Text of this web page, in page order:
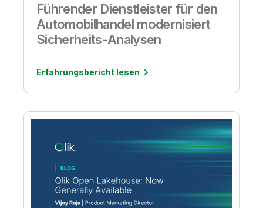
Führender Dienstleister für den
Automobilhandel modernisiert
Sicherheits-Analysen
Erfahrungsbericht lesen